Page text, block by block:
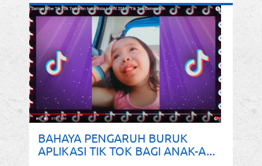
BAHAYA PENGARUH BURUK
APLIKASI TIK TOK BAGI ANAK-A...